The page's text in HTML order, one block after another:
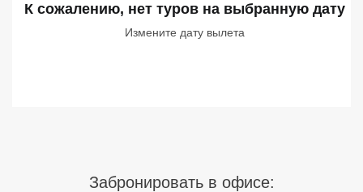
К сожалению, нет туров на выбранную дату
Измените дату вылета
Забронировать в офисе:
Лучшие отели 3* звезды